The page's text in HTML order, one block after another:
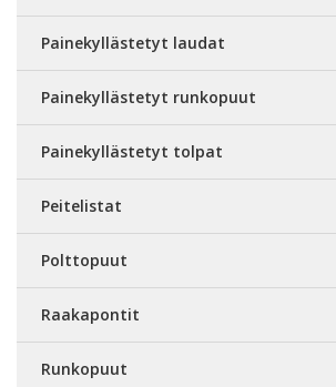
Painekyllästetyt laudat
Painekyllästetyt runkopuut
Painekyllästetyt tolpat
Peitelistat
Polttopuut
Raakapontit
Runkopuut